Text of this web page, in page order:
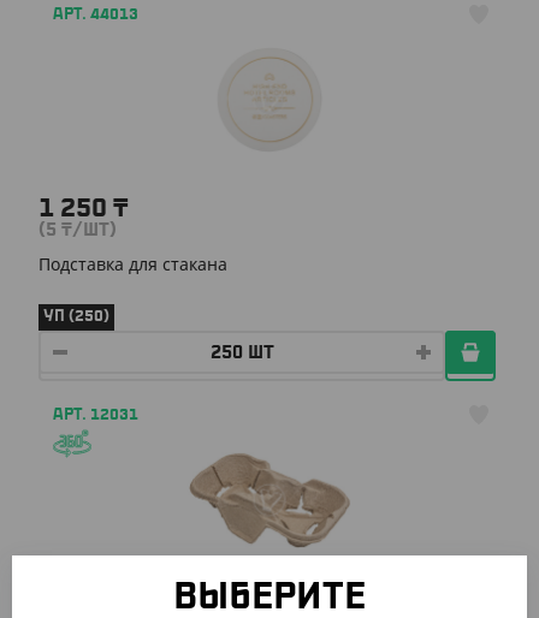
АРТ. 44013
1 250 ₸
(5 ₸/ШТ)
Подставка для стакана
УП (250)
АРТ. 12031
ВЫБЕРИТЕ